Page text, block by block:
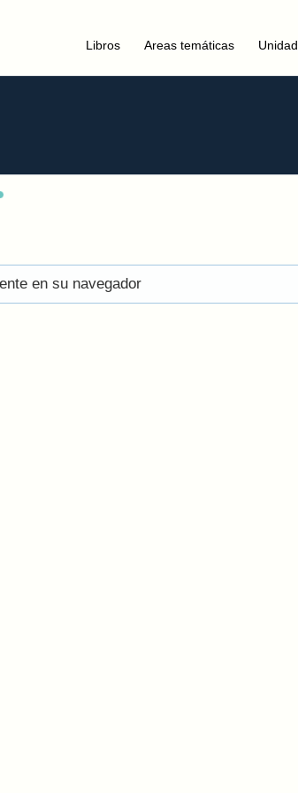
Libros Areas temáticas
en su navegador